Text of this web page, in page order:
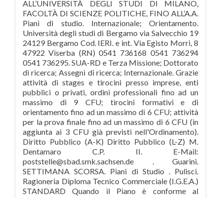
ALL’UNIVERSITÀ DEGLI STUDI DI MILANO,
FACOLTÀ DI SCIENZE POLITICHE, FINO ALL’A.A.
Piani di studio. Internazionale; Orientamento.
Università degli studi di Bergamo via Salvecchio 19
24129 Bergamo Cod. IERI. e int. Via Egisto Morri, 8
47922 Viserba (RN) 0541 736168 0541 736294
0541 736295. SUA-RD e Terza Missione; Dottorato
di ricerca; Assegni di ricerca; Internazionale. Grazie
attività di stages e tirocini presso imprese, enti
pubblici o privati, ordini professionali fino ad un
massimo di 9 CFU; tirocini formativi e di
orientamento fino ad un massimo di 6 CFU; attività
per la prova finale fino ad un massimo di 6 CFU (in
aggiunta ai 3 CFU già previsti nell'Ordinamento).
Diritto Pubblico (A-K) Diritto Pubblico (L-Z) M.
Dentamaro C.P. II. E-Mail:
poststelle@sbad.smk.sachsen.de . Guarini.
SETTIMANA SCORSA. Piani di Studio . Pulisci.
Ragioneria Diploma Tecnico Commerciale (I.G.E.A.)
STANDARD Quando il Piano è conforme al